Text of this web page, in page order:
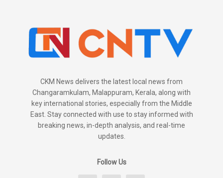
CKM News delivers the latest local news from
Changaramkulam, Malappuram, Kerala, along with
key international stories, especially from the Middle
East. Stay connected with use to stay informed with
breaking news, in-depth analysis, and real-time
updates.
Follow Us